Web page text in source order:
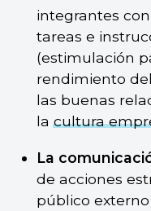
integrantes
tareas e
(estimulación
rendimiento
las buenas
lacultura
La
de acciones
público